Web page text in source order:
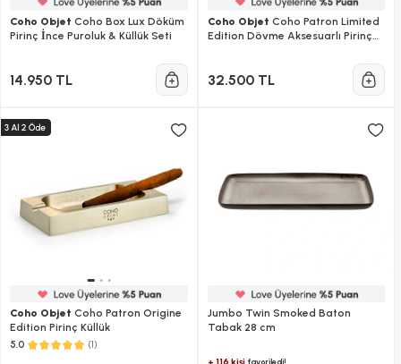
Coho Objet Coho Box Lux Döküm
Pirinç İnce Puroluk & Küllük Seti
14.950 TL
Coho Objet Coho Patron Limited
Edition Dövme Aksesuarlı Pirinç
32.500 TL
Coho Objet Coho Patron Origine
Edition Pirinç Küllük
5.0 (1)
Jumbo Twin Smoked Baton
Tabak 28 cm
+ 116 kişifavoriledi!